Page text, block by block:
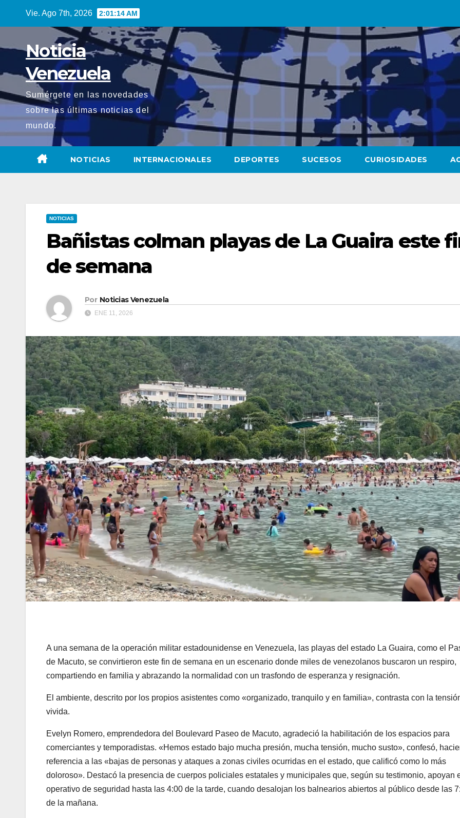
Vie. Ago 7th, 2026 2:01:15 AM
Noticia
Venezuela
Sumérgete en las novedades
sobre las últimas noticias del
mundo.
NOTICIAS INTERNACIONALES DEPORTES SUCESOS CURIOSIDADES
NOTICIAS
Bañistas colman playas de La Guaira este
de semana
Por Noticias Venezuela
ENE 11, 2026
A una semana de la operación militar estadounidense en Venezuela, las playas del estado La Guaira, como el
de Macuto, se convirtieron este fin de semana en un escenario donde miles de venezolanos buscaron un respiro,
compartiendo en familia y abrazando la normalidad con un trasfondo de esperanza y resignación.
El ambiente, descrito por los propios asistentes como «organizado, tranquilo y en familia», contrasta con la
vivida.
Evelyn Romero, emprendedora del Boulevard Paseo de Macuto, agradeció la habilitación de los espacios para
comerciantes y temporadistas. «Hemos estado bajo mucha presión, mucha tensión, mucho susto», confesó,
referencia a las «bajas de personas y ataques a zonas civiles ocurridas en el estado, que calificó como lo más
doloroso». Destacó la presencia de cuerpos policiales estatales y municipales que, según su testimonio, apoyan
operativo de seguridad hasta las 4:00 de la tarde, cuando desalojan los balnearios abiertos al público desde las
de la mañana.